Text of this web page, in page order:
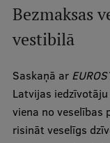
Muzeji un
Projekti
Reitingi
Virtuālā tūre
Bezmaksas
vestibilā
Saskaņā ar
Latvijas
viena no veselības
risināt veselīgs